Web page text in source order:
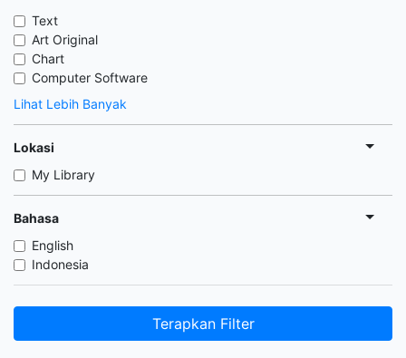
Text
Art Original
Chart
Computer Software
Lihat Lebih Banyak
Lokasi
My Library
Bahasa
English
Indonesia
Terapkan Filter